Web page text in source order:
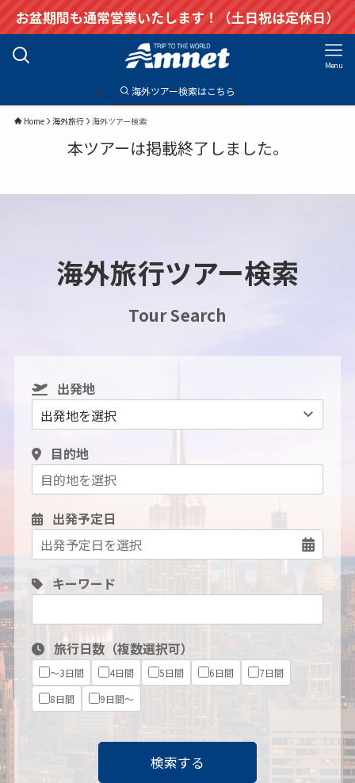
お盆期間も通常営業いたします！（土日祝は定休日）
Menu
海外ツアー検索はこちら
Home 海外旅行 海外ツアー検索
本ツアーは掲載終了しました。
海外旅行ツアー検索
Tour Search
出発地
目的地
出発予定日
キーワード
旅行日数（複数選択可）
～3日間 4日間 5日間 6日間
7日間
8日間
9日間～
検索する